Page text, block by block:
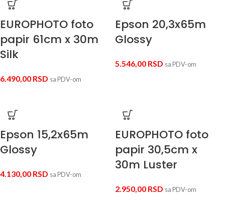
EUROPHOTO foto
papir 61cm x 30m
Silk
6.490,00 RSD sa PDV-om
Epson 20,3x65m
Glossy
5.546,00 RSD sa PDV-om
Epson 15,2x65m
Glossy
4.130,00 RSD sa PDV-om
EUROPHOTO foto
papir 30,5cm x
30m Luster
2.950,00 RSD sa PDV-om